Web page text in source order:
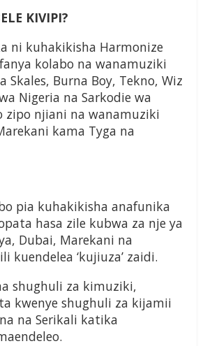
KIVIPI?
ni kuhakikisha Harmonize
kolabo na wanamuziki
Skales, Burna Boy, Tekno, Wiz
Nigeria na Sarkodie wa
zipo njiani na wanamuziki
kama Tyga na
pia kuhakikisha anafunika
hasa zile kubwa za nje ya
Dubai, Marekani na
kuendelea ‘kujiuza’ zaidi.
shughuli za kimuziki,
kwenye shughuli za kijamii
na Serikali katika